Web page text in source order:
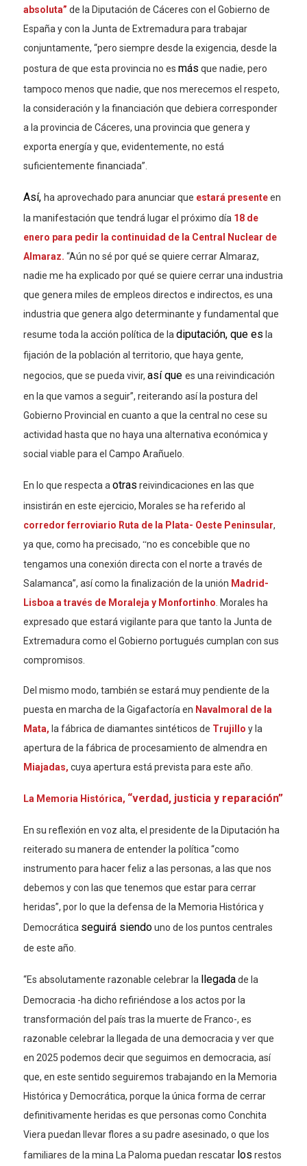
absoluta” de la Diputación de Cáceres con el Gobierno de
España y con la Junta de Extremadura para trabajar
conjuntamente, “pero siempre desde la exigencia, desde la
postura de que esta provincia no es más que nadie, pero
tampoco menos que nadie, que nos merecemos el respeto,
la consideración y la financiación que debiera corresponder
a la provincia de Cáceres, una provincia que genera y
exporta energía y que, evidentemente, no está
suficientemente financiada”.
Así, ha aprovechado para anunciar que estará presenteen
la manifestación que tendrá lugar el próximo día 18 de
enero para pedir la continuidad de la Central Nuclear de
Almaraz. “Aún no sé por qué se quiere cerrar Almaraz,
nadie me ha explicado por qué se quiere cerrar una industria
que genera miles de empleos directos e indirectos, es una
industria que genera algo determinante y fundamental que
resume toda la acción política de ladiputación, que es la
fijación de la población al territorio, que haya gente,
negocios, que se pueda vivir, así que es una reivindicación
en la que vamos a seguir”, reiterando asíla postura del
Gobierno Provincial en cuanto a que la central no cese su
actividad hasta que no haya una alternativa económica y
social viable para el Campo Arañuelo.
En lo que respecta aotras reivindicaciones en las que
insistirán en este ejercicio, Morales se ha referido al
corredor ferroviario Ruta de la Plata- Oeste Peninsular,
ya que, como ha precisado, “no es concebible que no
tengamos una conexión directa con el norte a través de
Salamanca”, así como la finalización de la unión Madrid-
Lisboa a través de Moraleja y Monfortinho. Morales ha
expresado que estará vigilante para que tanto la Junta de
Extremadura como el Gobierno portugués cumplan con sus
compromisos.
Del mismo modo, también se estará muy pendiente de la
puesta en marcha de la Gigafactoría en Navalmoral de la
Mata, la fábrica de diamantes sintéticos de Trujillo y la
apertura de la fábrica de procesamiento de almendra en
Miajadas, cuya apertura estáprevista para este año.
La Memoria Histórica, “verdad, justicia y reparación”
En su reflexión en voz alta, el presidente de la Diputación ha
reiterado su manera de entender la política “como
instrumento para hacer feliz a las personas, a las que nos
debemos y con las que tenemos que estar para cerrar
heridas”, por lo que la defensa de la Memoria Histórica y
Democrática seguirá siendouno de los puntos centrales
de este año.
“Es absolutamente razonable celebrar la llegadade la
Democracia -ha dicho refiriéndose a los actos por la
transformación del país tras la muerte de Franco-, es
razonable celebrar la llegada de una democracia y ver que
en 2025 podemos decir que seguimos en democracia, así
que, en este sentido seguiremos trabajando en la Memoria
Histórica y Democrática, porque la única forma de cerrar
definitivamente heridas es que personas como Conchita
Viera puedan llevar flores a su padre asesinado, o que los
familiares de la mina La Paloma puedan rescatar los restos